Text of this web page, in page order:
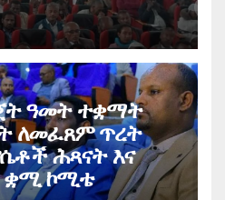
ዓመት ተቋማት
ለመፈጸም ጥረት
ሕጻናት እና
ቋሚ ኮሚቴ